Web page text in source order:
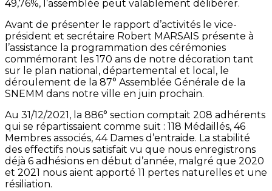
49,76%, l’assemblée peut valablement délibérer.
Avant de présenter le rapport d’activités le vice-
président et secrétaire Robert MARSAIS présente à
l’assistance la programmation des cérémonies
commémorant les 170 ans de notre décoration tant
sur le plan national, départemental et local, le
déroulement de la 87° Assemblée Générale de la
SNEMM dans notre ville en juin prochain.
Au 31/12/2021, la 886° section comptait 208 adhérents
qui se répartissaient comme suit : 118 Médaillés, 46
Membres associés, 44 Dames d’entraide. La stabilité
des effectifs nous satisfait vu que nous enregistrons
déjà 6 adhésions en début d’année, malgré que 2020
et 2021 nous aient apporté 11 pertes naturelles et une
résiliation.